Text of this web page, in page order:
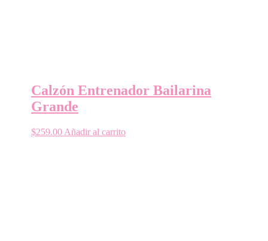
Calzón Entrenador Bailarina
Grande
$259.00 Añadir al carrito